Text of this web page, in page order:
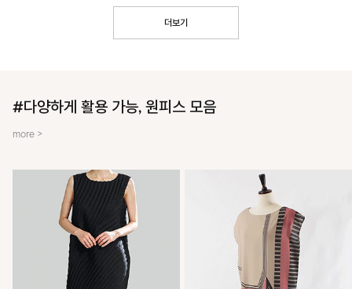
더보기
#다양하게 활용 가능, 원피스 모음
more >